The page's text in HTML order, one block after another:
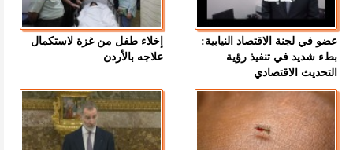
عضو في لجنة الاقتصاد النيابية:
بطء شديد في تنفيذ رؤية
التحديث الاقتصادي
إخلاء طفل من غزة لاستكمال
علاجه بالأردن